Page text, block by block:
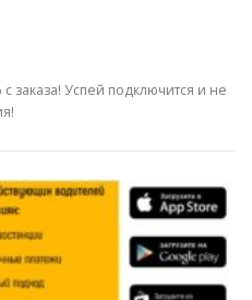
заказа! Успей подключится и не